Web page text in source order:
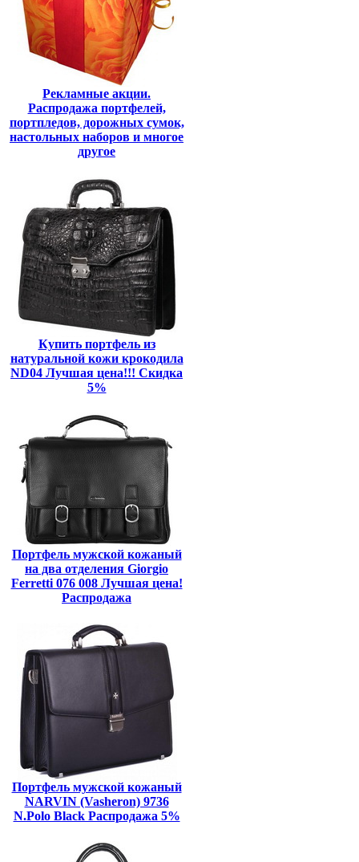
Рекламные акции.
Распродажа портфелей,
портпледов, дорожных сумок,
настольных наборов и многое
другое
Купить портфель из
натуральной кожи крокодила
ND04 Лучшая цена!!! Скидка
5%
Портфель мужской кожаный
на два отделения Giorgio
Ferretti 076 008 Лучшая цена!
Распродажа
Портфель мужской кожаный
NARVIN (Vasheron) 9736
N.Polo Black Распродажа 5%